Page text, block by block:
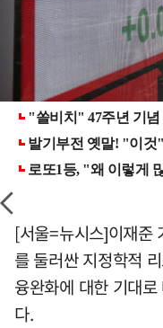
[서울=뉴시스]이재준
를 둘러싼 지정학적
융완화에 대한 기대
다.